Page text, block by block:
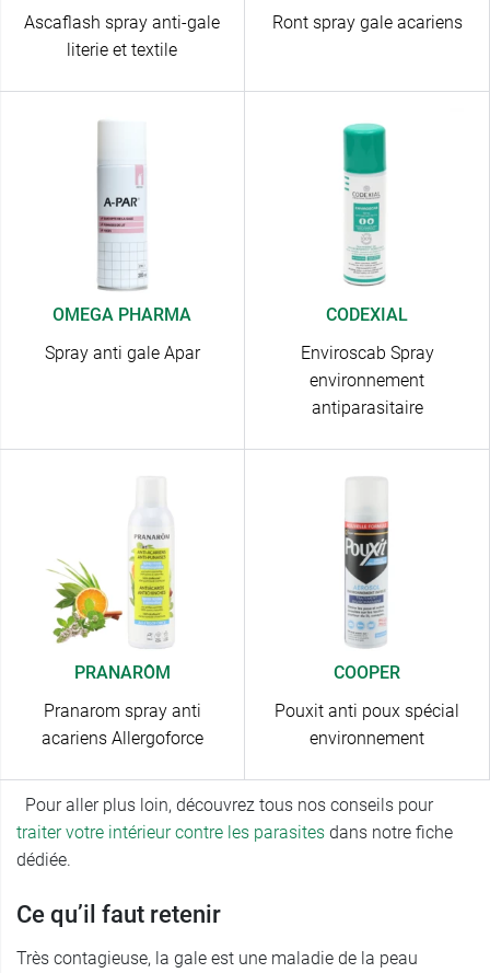
Ascaflash spray anti-gale
literie et textile
Ront spray gale acariens
OMEGA PHARMA
Spray anti gale Apar
CODEXIAL
Enviroscab Spray
environnement
antiparasitaire
PRANARÔM
Pranarom spray anti
acariens Allergoforce
COOPER
Pouxit anti poux spécial
environnement
Pour aller plus loin, découvrez tous nos conseils pour
traiter votre intérieur contre les parasites dans notre fiche
dédiée.
Ce qu’il faut retenir
Très contagieuse, la gale est une maladie de la peau